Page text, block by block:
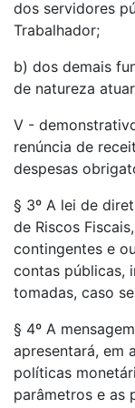
dos servidores
Trabalhador;
b) dos demais
de natureza
V -
renúncia de
despesas
§ 3º A lei de
de Riscos
contingentes e
contas públicas,
tomadas, caso
§ 4º A
apresentará, em
políticas
parâmetros e as